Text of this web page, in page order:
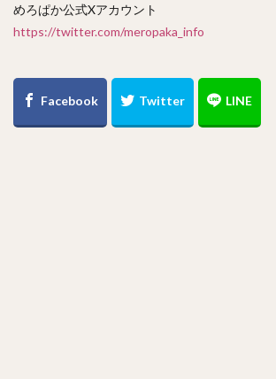
めろぱか公式Xアカウント
https://twitter.com/meropaka_info